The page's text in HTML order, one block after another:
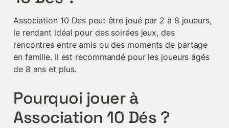
Association 10 Dés peut être joué par 2 à 8 joueurs,
le rendant idéal pour des soirées jeux, des
rencontres entre amis ou des moments de partage
en famille. Il est recommandé pour les joueurs âgés
de 8 ans et plus.
Pourquoi jouer à
Association 10 Dés ?